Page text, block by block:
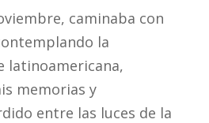
caminaba con
la
latinoamericana,
memorias y
entre las luces de la